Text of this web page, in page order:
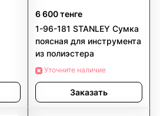
6 600 тенге
1-96-181 STANLEY Сумка
поясная для инструмента
из полиэстера
Уточните наличие
Заказать